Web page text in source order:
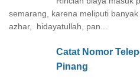
semarang, karena meliputi
azhar, hidayatullah, pan...
Catat Nomor
Pinang